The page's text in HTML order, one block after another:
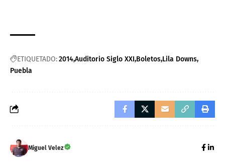
ETIQUETADO:2014Auditorio Siglo XXI Boletos Lila Downs
Puebla
Miguel Velez